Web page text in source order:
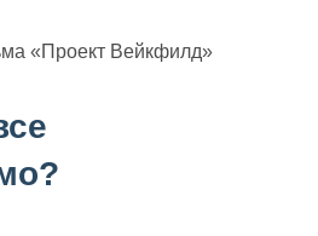
«Проект Вейкфилд»